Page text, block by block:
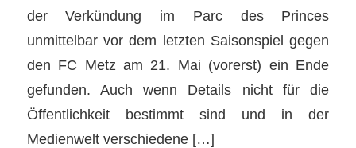
der Verkündung im Parc des Princes
unmittelbar vor dem letzten Saisonspiel gegen
den FC Metz am 21. Mai (vorerst) ein Ende
gefunden. Auch wenn Details nicht für die
Öffentlichkeit bestimmt sind und in der
Medienwelt verschiedene […]